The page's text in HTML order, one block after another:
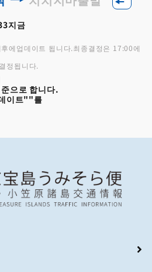
지금
에업데이트 됩니다.최종결정은 17:00에
정됩니다.
으로 합니다.
이트""를